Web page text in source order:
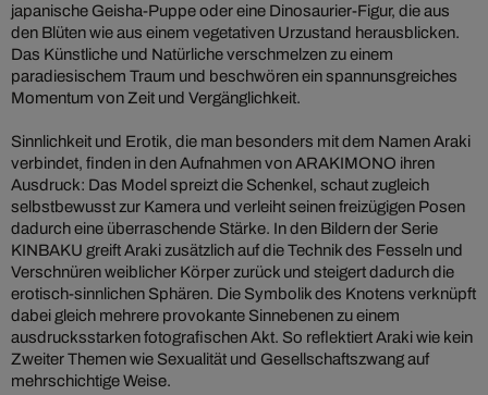
japanische Geisha-Puppe oder eine Dinosaurier-Figur, die aus
den Blüten wie aus einem vegetativen Urzustand herausblicken.
Das Künstliche und Natürliche verschmelzen zu einem
paradiesischem Traum und beschwören ein spannunsgreiches
Momentum von Zeit und Vergänglichkeit.
Sinnlichkeit und Erotik, die man besonders mit dem Namen Araki
verbindet, finden in den Aufnahmen von ARAKIMONO ihren
Ausdruck: Das Model spreizt die Schenkel, schaut zugleich
selbstbewusst zur Kamera und verleiht seinen freizügigen Posen
dadurch eine überraschende Stärke. In den Bildern der Serie
KINBAKU greift Araki zusätzlich auf die Technik des Fesseln und
Verschnüren weiblicher Körper zurück und steigert dadurch die
erotisch-sinnlichen Sphären. Die Symbolik des Knotens verknüpft
dabei gleich mehrere provokante Sinnebenen zu einem
ausdrucksstarken fotografischen Akt. So reflektiert Araki wie kein
Zweiter Themen wie Sexualität und Gesellschaftszwang auf
mehrschichtige Weise.